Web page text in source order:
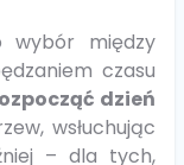
wybór między
czasu
dzień
wsłuchując
– dla tych,